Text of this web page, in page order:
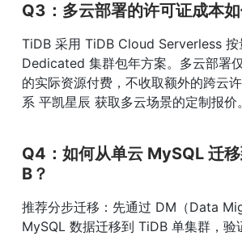
Q3：多云部署的许可证成本如
TiDB 采用 TiDB Cloud Serverless 按
Dedicated 集群包年方案。多云部署
的实际资源付费，不收取额外的跨云
系 平凯星辰 获取多云场景的定制报价。
Q4：如何从单云 MySQL 迁
B？
推荐分步迁移：先通过 DM（Data
MySQL 数据迁移到 TiDB 单集群，验